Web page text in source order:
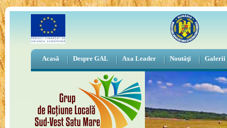
Acasă Despre GAL Axa Leader Noutăţi Galerii